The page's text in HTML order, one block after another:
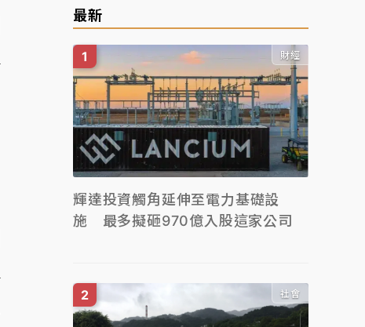
最新
財經
輝達投資觸角延伸至電力基礎設
施 最多擬砸970億入股這家公司
社會